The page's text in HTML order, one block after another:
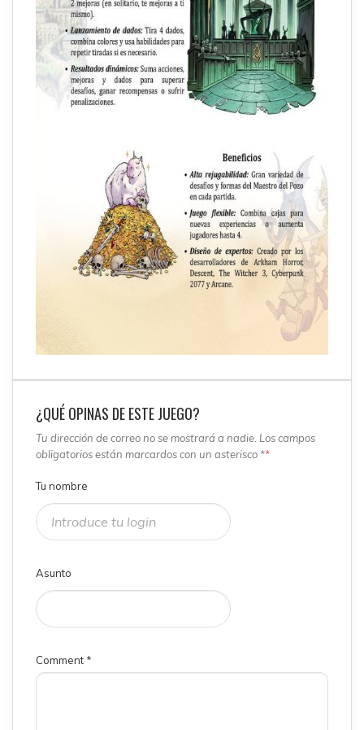
¿QUÉ OPINAS DE ESTE JUEGO?
Tu dirección de correo no se mostrará a nadie. Los campos
obligatorios están marcardos con un asterisco **
Tu nombre
Asunto
Comment *